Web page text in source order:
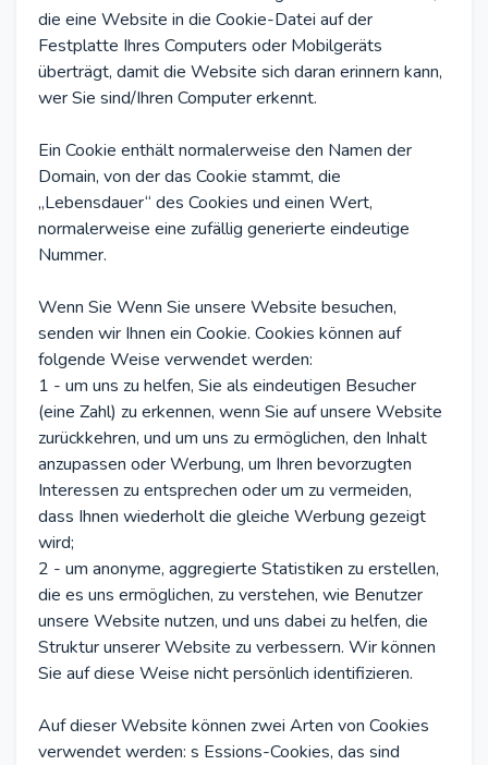
die eine Website in die Cookie-Datei auf der
Festplatte Ihres Computers oder Mobilgeräts
überträgt, damit die Website sich daran erinnern kann,
wer Sie sind/Ihren Computer erkennt.
Ein Cookie enthält normalerweise den Namen der
Domain, von der das Cookie stammt, die
„Lebensdauer“ des Cookies und einen Wert,
normalerweise eine zufällig generierte eindeutige
Nummer.
Wenn Sie Wenn Sie unsere Website besuchen,
senden wir Ihnen ein Cookie. Cookies können auf
folgende Weise verwendet werden:
1 - um uns zu helfen, Sie als eindeutigen Besucher
(eine Zahl) zu erkennen, wenn Sie auf unsere Website
zurückkehren, und um uns zu ermöglichen, den Inhalt
anzupassen oder Werbung, um Ihren bevorzugten
Interessen zu entsprechen oder um zu vermeiden,
dass Ihnen wiederholt die gleiche Werbung gezeigt
wird;
2 - um anonyme, aggregierte Statistiken zu erstellen,
die es uns ermöglichen, zu verstehen, wie Benutzer
unsere Website nutzen, und uns dabei zu helfen, die
Struktur unserer Website zu verbessern. Wir können
Sie auf diese Weise nicht persönlich identifizieren.
Auf dieser Website können zwei Arten von Cookies
verwendet werden: s Essions-Cookies, das sind